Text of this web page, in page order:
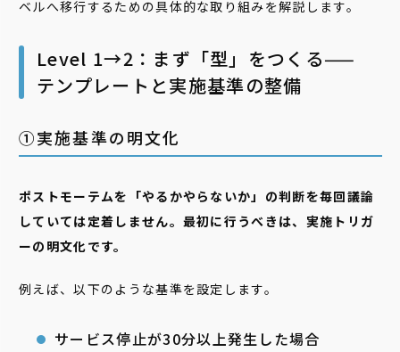
ベルへ移行するための具体的な取り組みを解説します。
Level 1→2：まず「型」をつくる——
テンプレートと実施基準の整備
➀実施基準の明文化
ポストモーテムを「やるかやらないか」の判断を毎回議論
していては定着しません。最初に行うべきは、実施トリガ
ーの明文化です。
例えば、以下のような基準を設定します。
サービス停止が30分以上発生した場合